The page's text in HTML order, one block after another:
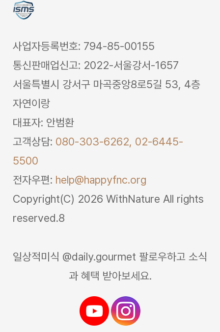
사업자등록번호: 794-85-00155
통신판매업신고: 2022-서울강서-1657
서울특별시 강서구 마곡중앙8로5길 53, 4층
자연이랑
대표자: 안범환
고객상담: 080-303-6262, 02-6445-
5500
전자우편: help@happyfnc.org
Copyright(C) 2026 WithNature All rights
reserved.8
일상적미식 @daily.gourmet 팔로우하고 소식
과 혜택 받아보세요.